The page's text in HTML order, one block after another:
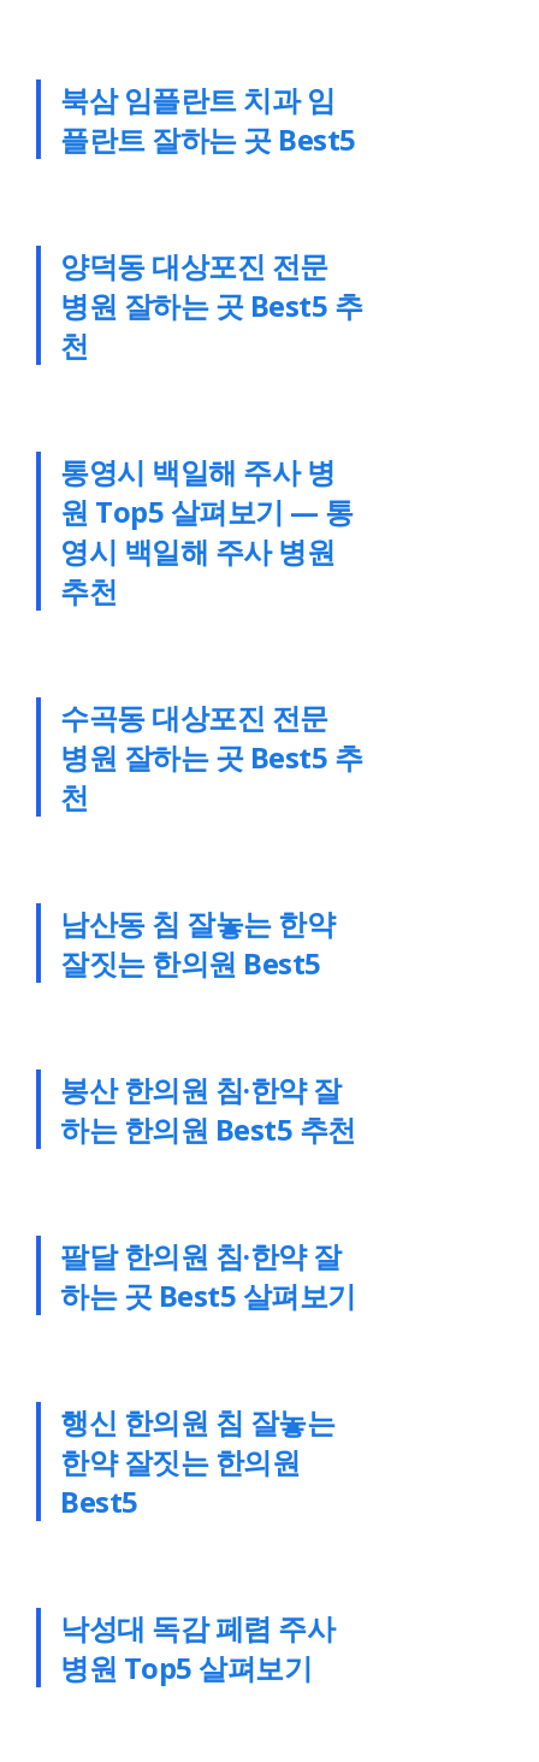
북삼 임플란트 치과 임
플란트 잘하는 곳 Best5
양덕동 대상포진 전문
병원 잘하는 곳 Best5 추
천
통영시 백일해 주사 병
원 Top5 살펴보기 — 통
영시 백일해 주사 병원
추천
수곡동 대상포진 전문
병원 잘하는 곳 Best5 추
천
남산동 침 잘놓는 한약
잘짓는 한의원 Best5
봉산 한의원 침·한약 잘
하는 한의원 Best5 추천
팔달 한의원 침·한약 잘
하는 곳 Best5 살펴보기
행신 한의원 침 잘놓는
한약 잘짓는 한의원
Best5
낙성대 독감 폐렴 주사
병원 Top5 살펴보기